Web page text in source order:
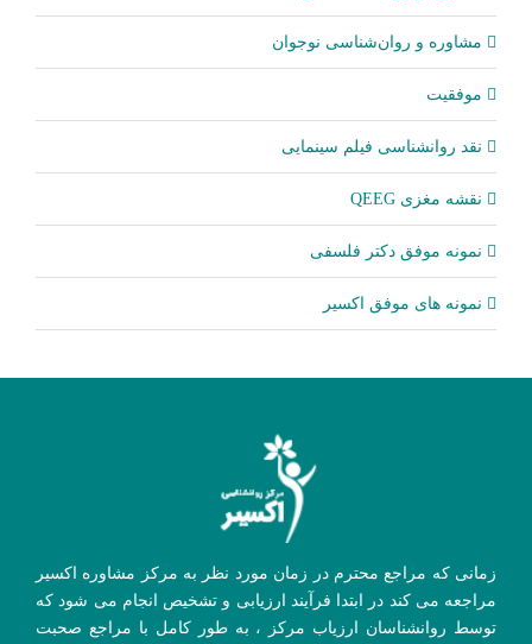
مشاوره و روان‌شناسی نوجوان
موفقیت
نقد روانشناسی فیلم سینمایی
نقشه مغزی QEEG
نمونه موفق دکتر فلسفی
نمونه های موفق اکسیر
زمانی که مراجع محترم در زمان مورد نظر به مرکز مشاوره اکسیر
مراجعه می کند در ابتدا فرآیند ارزیابی و تشخیص انجام می شود که
توسط روانشناسان ارزیاب مرکز ، به طور کامل با مراجع صحبت